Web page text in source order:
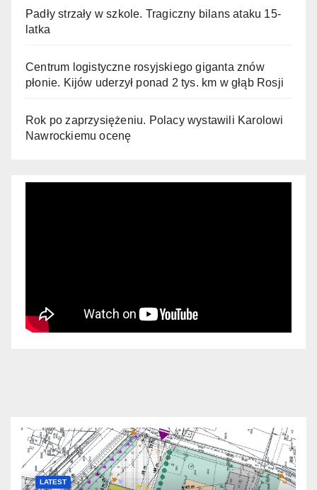
Padły strzały w szkole. Tragiczny bilans ataku 15-
latka
Centrum logistyczne rosyjskiego giganta znów
płonie. Kijów uderzył ponad 2 tys. km w głąb Rosji
Rok po zaprzysiężeniu. Polacy wystawili Karolowi
Nawrockiemu ocenę
LATEST